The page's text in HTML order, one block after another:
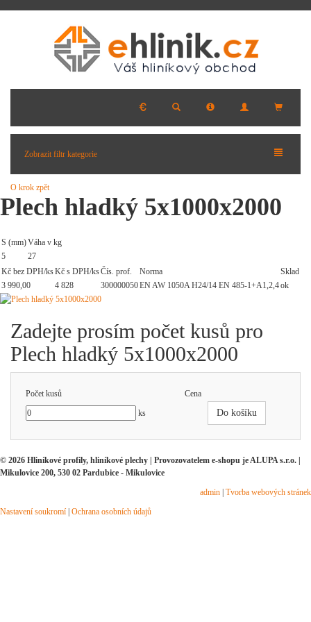
Zobrazit filtr kategorie
O krok zpět
Plech hladký 5x1000x2000
S (mm)Váha v kg
5
27
Kč bez DPH/ksKč s DPH/ksČís. prof. Norma
Sklad
3 990,00
4 828 300000050EN AW 1050A H24/14 EN 485-1+A1,2,4ok
Zadejte prosím počet kusů pro
Plech hladký 5x1000x2000
Počet kusů
Cena
ks
Do košíku
© 2026 Hliníkové profily, hliníkové plechy | Provozovatelem e-shopu je ALUPA s.r.o. |
Mikulovice 200, 530 02 Pardubice - Mikulovice
admin Tvorba webových stránek
Nastavení soukromí Ochrana osobních údajů